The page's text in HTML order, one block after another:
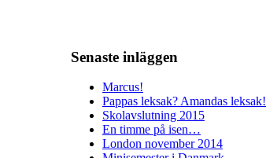
Senaste inläggen
Marcus!
Pappas leksak? Amandas leksak!
Skolavslutning 2015
En timme på isen…
London november 2014